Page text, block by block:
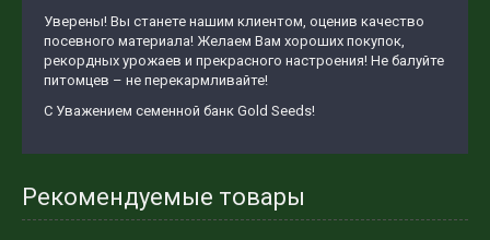
Уверены! Вы станете нашим клиентом, оценив качество
посевного материала! Желаем Вам хороших покупок,
рекордных урожаев и прекрасного настроения! Не балуйте
питомцев – не перекармливайте!
С Уважением семенной банк Gold Seeds!
Рекомендуемые товары